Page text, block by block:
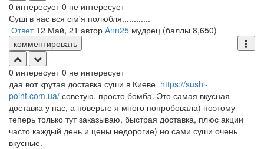
0 интересует 0 не интересует
Суші в нас вся сім'я полюбля............
Ответ 12 Май, 21 автор Ann25 мудрец (баллы 8,650)
комментировать
0 интересует 0 не интересует
даа вот крутая доставка суши в Киеве https://sushi-
point.com.ua/ советую, просто бомба. Это самая вкусная
доставка у нас, а поверьте я много попробовала) поэтому
теперь только тут заказываю, быстрая доставка, плюс акции
часто каждый день и цены недорогие) но сами суши очень
вкусные.